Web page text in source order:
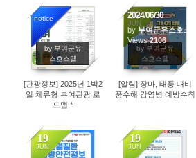
notice
by 부여군유
스호스텔
2120
[관광정보] 2025년 1박2
일 체류형 부여관광 로
드맵 *
30
JUN
by 부여군유
스호스텔
2024/06/30
by부여군유스호스텔
Views2106
[알림] 장마, 태풍 대비
풍수해 감염병 예방수칙
19
JUN
19
JUN